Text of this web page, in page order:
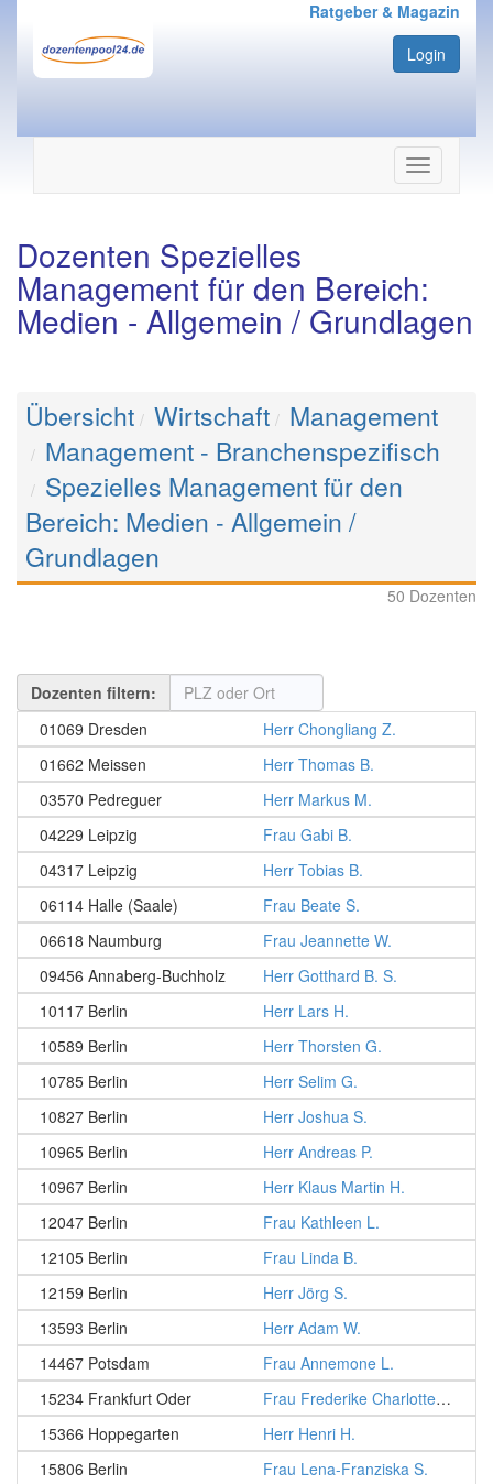
Ratgeber & Magazin
Login
Navigation
ein-/
Dozenten Spezielles
Management für den Bereich:
Medien - Allgemein / Grundlagen
Übersicht Wirtschaft Management
Management - Branchenspezifisch
Spezielles Management für den
Bereich: Medien - Allgemein /
Grundlagen
50 Dozenten
Dozenten filtern:
01069 Dresden
Herr Chongliang Z.
01662 Meissen
Herr Thomas B.
03570 Pedreguer
Herr Markus M.
04229 Leipzig
Frau Gabi B.
04317 Leipzig
Herr Tobias B.
06114 Halle (Saale)
Frau Beate S.
06618 Naumburg
Frau Jeannette W.
09456 Annaberg-Buchholz
Herr Gotthard B. S.
10117 Berlin
Herr Lars H.
10589 Berlin
Herr Thorsten G.
10785 Berlin
Herr Selim G.
10827 Berlin
Herr Joshua S.
10965 Berlin
Herr Andreas P.
10967 Berlin
Herr Klaus Martin H.
12047 Berlin
Frau Kathleen L.
12105 Berlin
Frau Linda B.
12159 Berlin
Herr Jörg S.
13593 Berlin
Herr Adam W.
14467 Potsdam
Frau Annemone L.
15234 Frankfurt Oder
Frau Frederike Charlotte G.
15366 Hoppegarten
Herr Henri H.
15806 Berlin
Frau Lena-Franziska S.